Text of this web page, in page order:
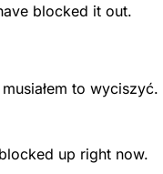
blocked it out.
to wyciszyć.
up right now.